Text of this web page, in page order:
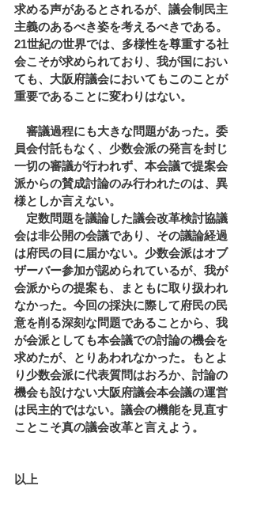
求める声があるとされるが、議会制民主
主義のあるべき姿を考えるべきである。
21世紀の世界では、多様性を尊重する社
会こそが求められており、我が国におい
ても、大阪府議会においてもこのことが
重要であることに変わりはない。
審議過程にも大きな問題があった。委
員会付託もなく、少数会派の発言を封じ
一切の審議が行われず、本会議で提案会
派からの賛成討論のみ行われたのは、異
様としか言えない。
定数問題を議論した議会改革検討協議
会は非公開の会議であり、その議論経過
は府民の目に届かない。少数会派はオブ
ザーバー参加が認められているが、我が
会派からの提案も、まともに取り扱われ
なかった。今回の採決に際して府民の民
意を削る深刻な問題であることから、我
が会派としても本会議での討論の機会を
求めたが、とりあわれなかった。もとよ
り少数会派に代表質問はおろか、討論の
機会も設けない大阪府議会本会議の運営
は民主的ではない。議会の機能を見直す
ことこそ真の議会改革と言えよう。
以上